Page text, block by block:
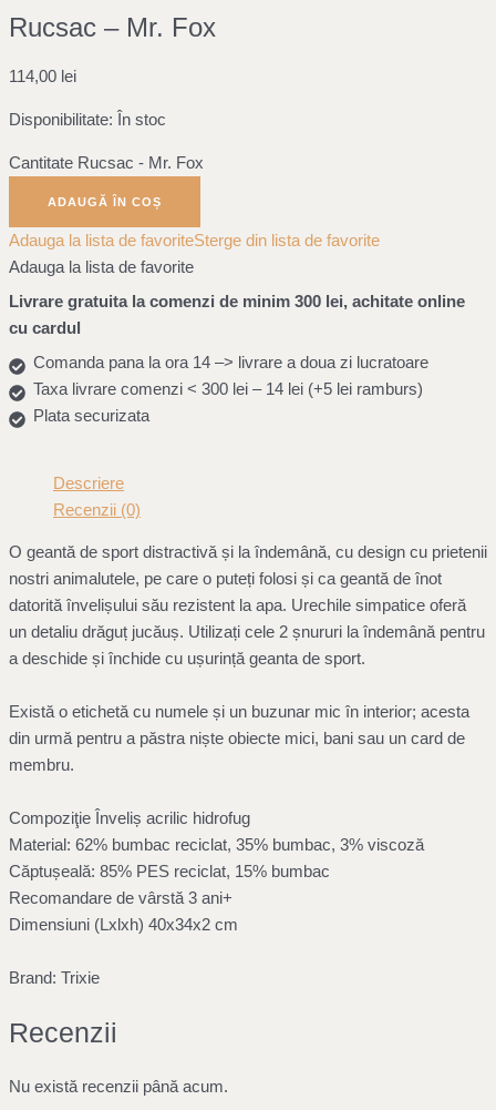
Rucsac – Mr. Fox
114,00 lei
Disponibilitate: În stoc
Cantitate Rucsac - Mr. Fox
ADAUGĂ ÎN COȘ
Adauga la lista de favoriteSterge din lista de favorite
Adauga la lista de favorite
Livrare gratuita la comenzi de minim 300 lei, achitate online
cu cardul
Comanda pana la ora 14 –> livrare a doua zi lucratoare
Taxa livrare comenzi < 300 lei – 14 lei (+5 lei ramburs)
Plata securizata
Descriere
Recenzii (0)
O geantă de sport distractivă și la îndemână, cu design cu prietenii
nostri animalutele, pe care o puteți folosi și ca geantă de înot
datorită învelișului său rezistent la apa. Urechile simpatice oferă
un detaliu drăguț jucăuș. Utilizați cele 2 șnururi la îndemână pentru
a deschide și închide cu ușurință geanta de sport.
Există o etichetă cu numele și un buzunar mic în interior; acesta
din urmă pentru a păstra niște obiecte mici, bani sau un card de
membru.
Compoziţie Înveliș acrilic hidrofug
Material: 62% bumbac reciclat, 35% bumbac, 3% viscoză
Căptușeală: 85% PES reciclat, 15% bumbac
Recomandare de vârstă 3 ani+
Dimensiuni (Lxlxh) 40x34x2 cm
Brand: Trixie
Recenzii
Nu există recenzii până acum.